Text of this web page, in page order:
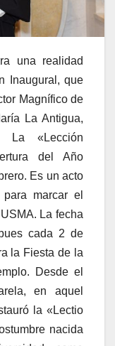
una realidad
Inaugural, que
Magnífico de
La Antigua,
La «Lección
del Año
Es un acto
marcar el
La fecha
cada 2 de
la Fiesta de la
Desde el
en aquel
la «Lectio
nacida